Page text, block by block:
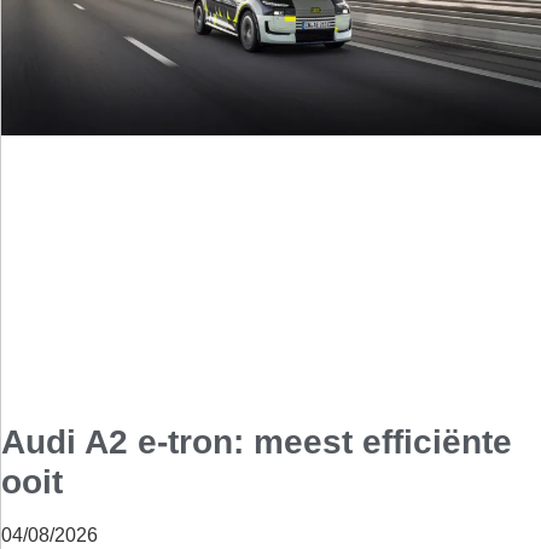
Audi A2 e-tron: meest efficiënte
ooit
04/08/2026